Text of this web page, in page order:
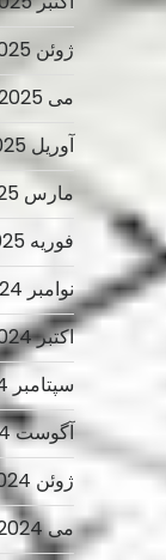
ژوئن 2025
می 2025
آوریل 2025
مارس 2025
فوریه 2025
نوامبر 2024
اکتبر 2024
سپتامبر 2024
آگوست 2024
ژوئن 2024
می 2024